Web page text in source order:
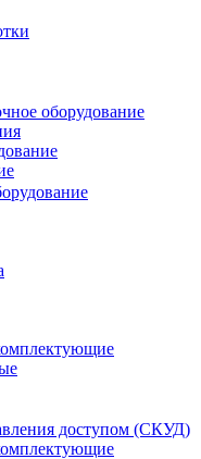
оборудование
доступом (СКУД)